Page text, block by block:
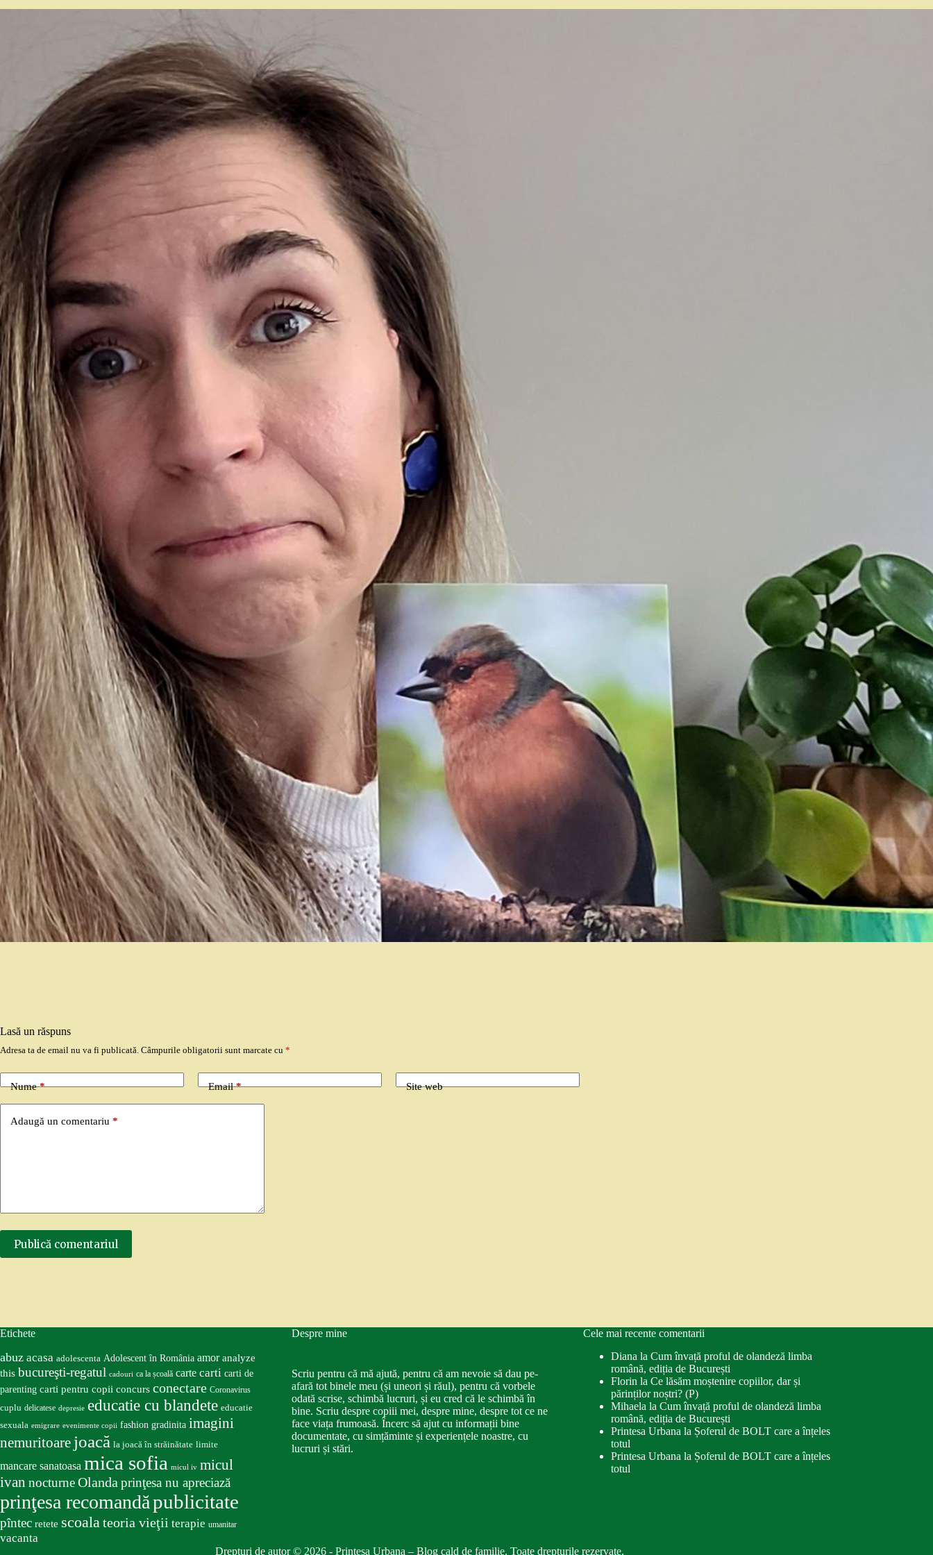
Lasă un răspuns
Adresa ta de email nu va fi publicată. Câmpurile obligatorii sunt marcate cu *
Nume* Email* Site web
Adaugă un comentariu *
Publică comentariul
Etichete
abuz acasa adolescenta Adolescent în România amor analyze
this bucureşti-regatul cadouri ca la școală carte carti carti de
parenting carti pentru copii concurs conectare Coronavirus
cuplu delicatese depresie educatie cu blandete educatie
sexuala emigrare evenimente copii fashion gradinita imagini
nemuritoare joacă la joacă în străinătate limite
mancare sanatoasa mica sofia micul iv micul
ivan nocturneOlanda prinţesa nu apreciază
prinţesa recomandăpublicitate
pîntec retete scoalateoria vieţii terapie umanitar
vacanta
Despre mine
Scriu pentru că mă ajută, pentru că am nevoie să dau pe-
afară tot binele meu (și uneori și răul), pentru că vorbele
odată scrise, schimbă lucruri, și eu cred că le schimbă în
bine. Scriu despre copiii mei, despre mine, despre tot ce ne
face viața frumoasă. Încerc să ajut cu informații bine
documentate, cu simțăminte și experiențele noastre, cu
lucruri și stări.
Cele mai recente comentarii
Diana la Cum învață proful de olandeză limba
română, ediția de București
Florin la Ce lăsăm moștenire copiilor, dar și
părinților noștri? (P)
Mihaela la Cum învață proful de olandeză limba
română, ediția de București
Printesa Urbana la Șoferul de BOLT care a înțeles
totul
Printesa Urbana la Șoferul de BOLT care a înțeles
totul
Drepturi de autor © 2026 - Printesa Urbana – Blog cald de familie. Toate drepturile rezervate.